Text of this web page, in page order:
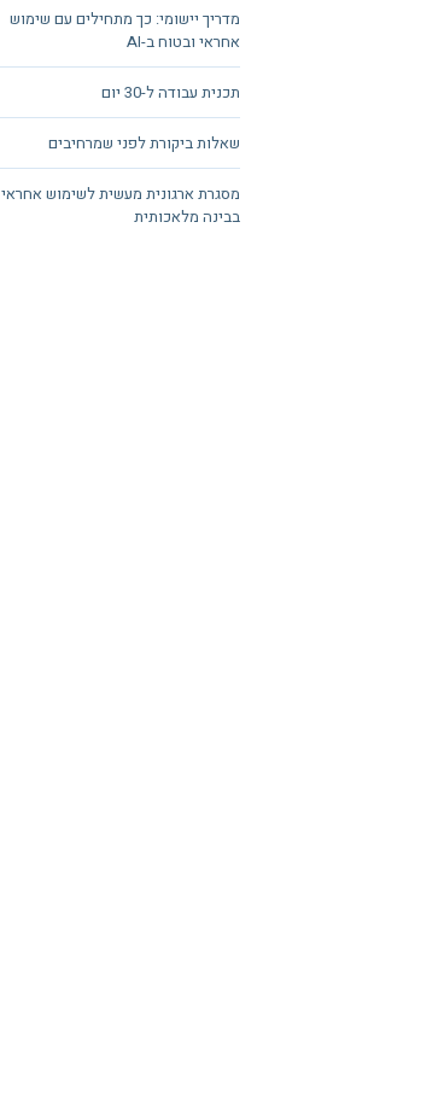
מדריך יישומי: כך מתחילים עם שימוש
אחראי ובטוח ב-AI
תכנית עבודה ל-30 יום
שאלות ביקורת לפני שמרחיבים
מסגרת ארגונית מעשית לשימוש אחראי
בבינה מלאכותית